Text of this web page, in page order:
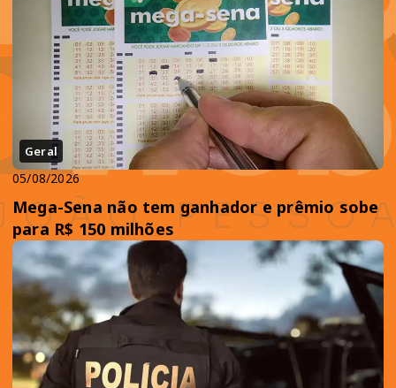
Geral
05/08/2026
Mega-Sena não tem ganhador e prêmio sobe
para R$ 150 milhões